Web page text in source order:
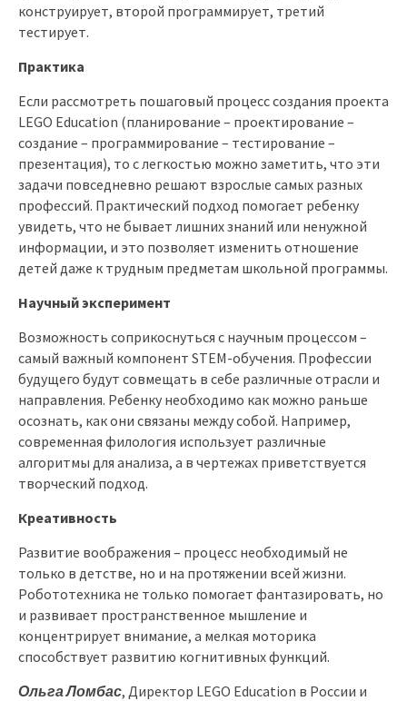
конструирует, второй программирует, третий
тестирует.
Практика
Если рассмотреть пошаговый процесс создания проекта
LEGO Education (планирование – проектирование –
создание – программирование – тестирование –
презентация), то с легкостью можно заметить, что эти
задачи повседневно решают взрослые самых разных
профессий. Практический подход помогает ребенку
увидеть, что не бывает лишних знаний или ненужной
информации, и это позволяет изменить отношение
детей даже к трудным предметам школьной программы.
Научный эксперимент
Возможность соприкоснуться с научным процессом –
самый важный компонент STEM-обучения. Профессии
будущего будут совмещать в себе различные отрасли и
направления. Ребенку необходимо как можно раньше
осознать, как они связаны между собой. Например,
современная филология использует различные
алгоритмы для анализа, а в чертежах приветствуется
творческий подход.
Креативность
Развитие воображения – процесс необходимый не
только в детстве, но и на протяжении всей жизни.
Робототехника не только помогает фантазировать, но
и развивает пространственное мышление и
концентрирует внимание, а мелкая моторика
способствует развитию когнитивных функций.
Ольга Ломбас, Директор LEGO Education в России и